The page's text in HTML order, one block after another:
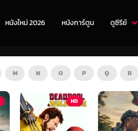
หนังใหม่ 2026 หนังการ์ตูน ดูซีรีย์
M N O P Q R
HD ZOOM